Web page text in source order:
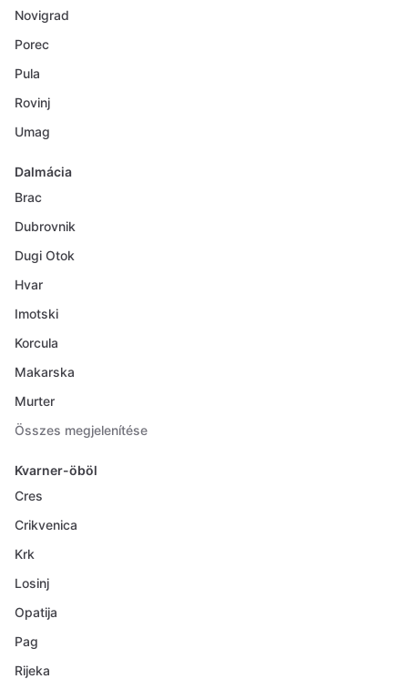
Novigrad
Porec
Pula
Rovinj
Umag
Dalmácia
Brac
Dubrovnik
Dugi Otok
Hvar
Imotski
Korcula
Makarska
Murter
Összes megjelenítése
Kvarner-öböl
Cres
Crikvenica
Krk
Losinj
Opatija
Pag
Rijeka